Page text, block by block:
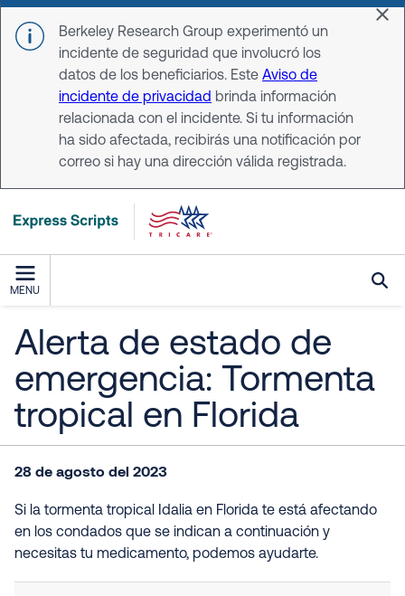
Skip to main content
Berkeley Research Group experimentó un
incidente de seguridad que involucró los
datos de los beneficiarios. Este Aviso de
incidente de privacidad brinda información
relacionada con el incidente. Si tu información
ha sido afectada, recibirás una notificación por
correo si hay una dirección válida registrada.
MENU
Alerta de estado de
emergencia: Tormenta
tropical en Florida
28 de agosto del 2023
Si la tormenta tropical Idalia en Florida te está afectando
en los condados que se indican a continuación y
necesitas tu medicamento, podemos ayudarte.